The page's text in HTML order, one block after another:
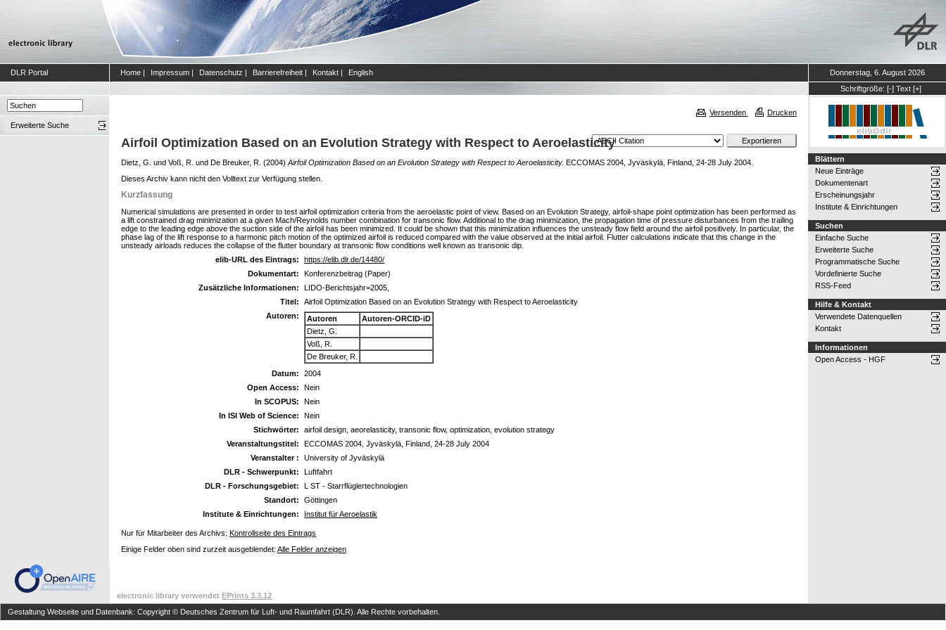
DLR Portal Home | Impressum | Datenschutz | Barrierefreiheit | Kontakt | English
Donnerstag, 6. August 2026
Schriftgröße: [-] Text [+]
Erweiterte Suche
Versenden Drucken
Airfoil Optimization Based on an Evolution Strategy with Respect to Aeroelasticity
Dietz, G. und Voß, R. und De Breuker, R. (2004) Airfoil Optimization Based on an Evolution Strategy with Respect to Aeroelasticity. ECCOMAS 2004, Jyväskylä, Finland, 24-28 July 2004.
Dieses Archiv kann nicht den Volltext zur Verfügung stellen.
Kurzfassung
Numerical simulations are presented in order to test airfoil optimization criteria from the aeroelastic point of view. Based on an Evolution Strategy, airfoil-shape point optimization has been performed as
a lift constrained drag minimization at a given Mach/Reynolds number combination for transonic flow. Additional to the drag minimization, the propagation time of pressure disturbances from the trailing
edge to the leading edge above the suction side of the airfoil has been minimized. It could be shown that this minimization influences the unsteady flow field around the airfoil positively. In particular, the
phase lag of the lift response to a harmonic pitch motion of the optimized airfoil is reduced compared with the value observed at the initial airfoil. Flutter calculations indicate that this change in the
unsteady airloads reduces the collapse of the flutter boundary at transonic flow conditions well known as transonic dip.
elib-URL des Eintrags:
https://elib.dlr.de/14480/
Dokumentart:
Konferenzbeitrag (Paper)
Zusätzliche Informationen:
LIDO-Berichtsjahr=2005,
Titel:
Airfoil Optimization Based on an Evolution Strategy with Respect to Aeroelasticity
Autoren:
Autoren
Autoren-ORCID-iD
Dietz, G.
Voß, R.
De Breuker, R.
Datum:
2004
Open Access:
Nein
In SCOPUS:
Nein
In ISI Web of Science:
Nein
Stichwörter:
airfoil design, aeorelasticity, transonic flow, optimization, evolution strategy
Veranstaltungstitel:
ECCOMAS 2004, Jyväskylä, Finland, 24-28 July 2004
Veranstalter :
University of Jyväskylä
DLR - Schwerpunkt:
Luftfahrt
DLR - Forschungsgebiet:
L ST - Starrflüglertechnologien
Standort:
Göttingen
Institute & Einrichtungen:
Institut für Aeroelastik
Nur für Mitarbeiter des Archivs: Kontrollseite des Eintrags
Einige Felder oben sind zurzeit ausgeblendet: Alle Felder anzeigen
Blättern
Neue Einträge
Dokumentenart
Erscheinungsjahr
Institute & Einrichtungen
Suchen
Einfache Suche
Erweiterte Suche
Programmatische Suche
Vordefinierte Suche
RSS-Feed
Hilfe & Kontakt
Verwendete Datenquellen
Kontakt
Informationen
Open Access - HGF
electronic library verwendet EPrints 3.3.12
Gestaltung Webseite und Datenbank: Copyright © Deutsches Zentrum für Luft- und Raumfahrt (DLR). Alle Rechte vorbehalten.